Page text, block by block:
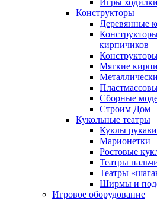
Конструкторы
Деревянные
кирпичиков
Мягкие
Сборные
Строим Дом
Кукольные театры
Куклы
Марионетки
Ростовые
Театры
Театры
Ширмы и
Игровое оборудование